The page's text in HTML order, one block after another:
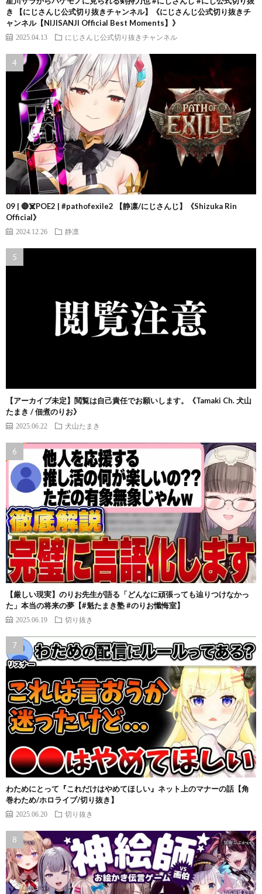
き 【にじさんじ公式切り抜きチャンネル】《にじさんじ公式切り抜きチ
ャンネル【NIJISANJI Official Best Moments】》
2025.04.13 にじさんじ公式切り抜きチャンネル
09 | 🔴☠️POE2 | #pathofexile2 【静凛/にじさんじ】《Shizuka Rin
Official》
2024.12.26 静凛
【アーカイブ未定】閲覧は自己責任でお願いします。《Tamaki Ch. 犬山
たまき / 佃煮のりお》
2025.06.22 犬山たまき
【厳しい現実】のりお先生が語る「どんなに頑張っても辿りつけなかっ
た」本当の将来の夢【#魁たまき塾 #のりお懺悔室】
2025.06.19 切り抜き
わためにとって『これだけはやめてほしい』ネット上のマナーの話【角
巻わため/ホロライブ/切り抜き】
2025.06.20 切り抜き